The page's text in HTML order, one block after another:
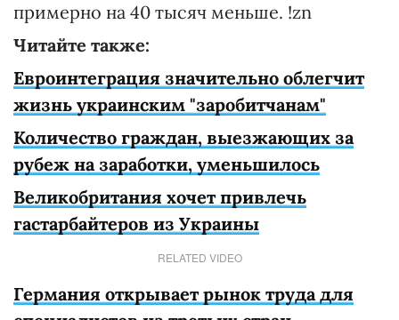
примерно на 40 тысяч меньше. !zn
Читайте также:
Евроинтеграция значительно облегчит
жизнь украинским "заробитчанам"
Количество граждан, выезжающих за
рубеж на заработки, уменьшилось
Великобритания хочет привлечь
гастарбайтеров из Украины
RELATED VIDEO
Германия открывает рынок труда для